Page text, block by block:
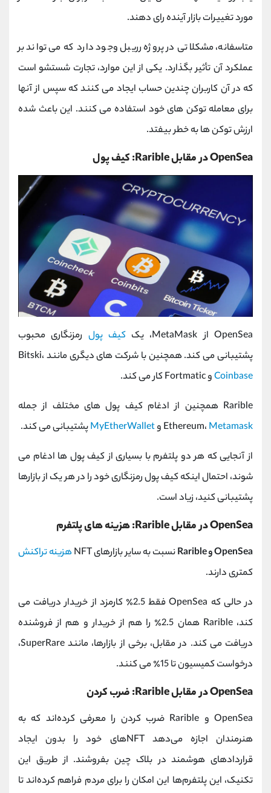
مورد تغییرات بازار آینده رای دهند.
متاسفانه، مشکلاتی در پروژه رریبل وجود دارد که می تواند بر
عملکرد آن تأثیر بگذارد. یکی از این موارد، تجارت شستشو است
که در آن کاربران چندین حساب ایجاد می کنند که سپس از آنها
برای معامله توکن های خود استفاده می کنند. این باعث شده
ارزش توکن ها به خطر بیفتد.
OpenSea در مقابل Rarible: کیف پول
OpenSea از MetaMask، یک کیف پول رمزنگاری محبوب
پشتیبانی می کند. همچنین با شرکت های دیگری مانند Bitski،
Coinbaseو Fortmatic کار می کند.
Rarible همچنین از ادغام کیف پول های مختلف از جمله
Ethereum، Metamask وMyEtherWalletپشتیبانی می کند.
از آنجایی که هر دو پلتفرم با بسیاری از کیف پول ها ادغام می
شوند، احتمال اینکه کیف پول رمزنگاری خود را در هر یک از بازارها
پشتیبانی کنید، زیاد است.
OpenSea در مقابل Rarible: هزینه های پلتفرم
OpenSea و Rarible نسبت به سایر بازارهای NFT
هزینه تراکنش
کمتری دارند.
در حالی که OpenSea فقط 2.5٪ کارمزد از خریدار دریافت می
کند، Rarible همان 2.5٪ را هم از خریدار و هم از فروشنده
دریافت می کند. در مقابل، برخی از بازارها، مانند SuperRare،
درخواست کمیسیون تا 15٪ می کنند.
OpenSea در مقابل Rarible: ضرب کردن
OpenSea و Rarible ضرب کردن را معرفی کرده‌اند که به
هنرمندان اجازه می‌دهد NFTهای خود را بدون ایجاد
قراردادهای هوشمند در بلاک چین بفروشند. از طریق این
تکنیک، این پلتفرم‌ها این امکان را برای مردم فراهم کرده‌اند تا